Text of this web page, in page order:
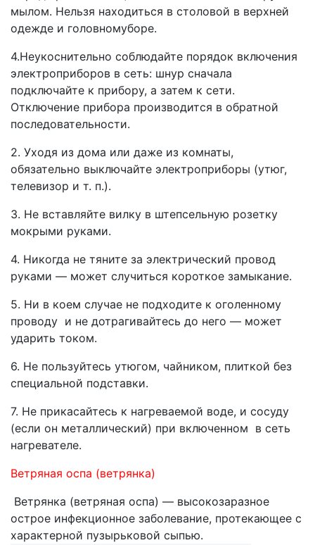
мылом. Нельзя находиться в столовой в верхней
одежде и головномуборе.
4.Неукоснительно соблюдайте порядок включения
электроприборов в сеть: шнур сначала
подключайте к прибору, а затем к сети.
Отключение прибора производится в обратной
последовательности.
2. Уходя из дома или даже из комнаты,
обязательно выключайте электроприборы (утюг,
телевизор и т. п.).
3. Не вставляйте вилку в штепсельную розетку
мокрыми руками.
4. Никогда не тяните за электрический провод
руками — может слу­читься короткое замыкание.
5. Ни в коем случае не подходите к оголенному
проводу и не дотра­гивайтесь до него — может
ударить током.
6. Не пользуйтесь утюгом, чайником, плиткой без
специальной подс­тавки.
7. Не прикасайтесь к нагреваемой воде, и сосуду
(если он металли­ческий) при включенном в сеть
нагревателе.
Ветряная оспа (ветрянка)
Ветрянка (ветряная оспа) — высокозаразное
острое инфекционное заболевание, протекающее с
характерной пузырьковой сыпью.